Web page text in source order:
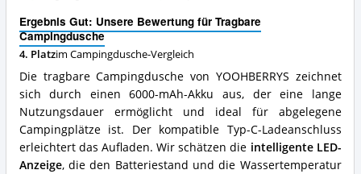
Ergebnis Gut: Unsere Bewertung für Tragbare
Campingdusche
4. Platzim Campingdusche-Vergleich
Die tragbare Campingdusche von YOOHBERRYS zeichnet
sich durch einen 6000-mAh-Akku aus, der eine lange
Nutzungsdauer ermöglicht und ideal für abgelegene
Campingplätze ist. Der kompatible Typ-C-Ladeanschluss
erleichtert das Aufladen. Wir schätzen die intelligente LED-
Anzeige, die den Batteriestand und die Wassertemperatur
spricht
für
diese
Campingdusche?